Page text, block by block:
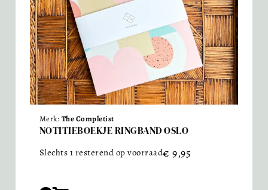
Merk: The Completist
NOTITIEBOEKJE RINGBAND OSLO
Slechts 1 resterend op voorraad€ 9,95